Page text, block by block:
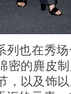
也在秀场
密的麂皮
，以及饰